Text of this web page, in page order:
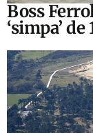
Boss
‘simpa’